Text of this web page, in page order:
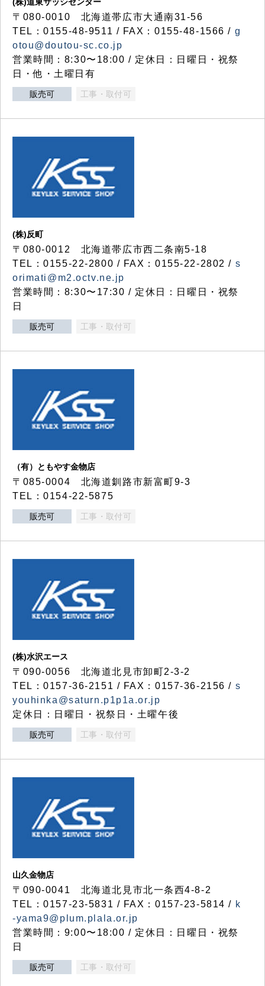
〒080-0010 北海道帯広市大通南31-56
TEL：0155-48-9511 / FAX：0155-48-1566 / g
otou@doutou-sc.co.jp
営業時間：8:30〜18:00 / 定休日：日曜日・祝祭
日・他・土曜日有
販売可 工事・取付可
(株)反町
〒080-0012 北海道帯広市西二条南5-18
TEL：0155-22-2800 / FAX：0155-22-2802 / s
orimati@m2.octv.ne.jp
営業時間：8:30〜17:30 / 定休日：日曜日・祝祭
日
販売可 工事・取付可
（有）ともやす金物店
〒085-0004 北海道釧路市新富町9-3
TEL：0154-22-5875
販売可 工事・取付可
(株)水沢エース
〒090-0056 北海道北見市卸町2-3-2
TEL：0157-36-2151 / FAX：0157-36-2156 / s
youhinka@saturn.p1p1a.or.jp
定休日：日曜日・祝祭日・土曜午後
販売可 工事・取付可
山久金物店
〒090-0041 北海道北見市北一条西4-8-2
TEL：0157-23-5831 / FAX：0157-23-5814 / k
-yama9@plum.plala.or.jp
営業時間：9:00〜18:00 / 定休日：日曜日・祝祭
日
販売可 工事・取付可